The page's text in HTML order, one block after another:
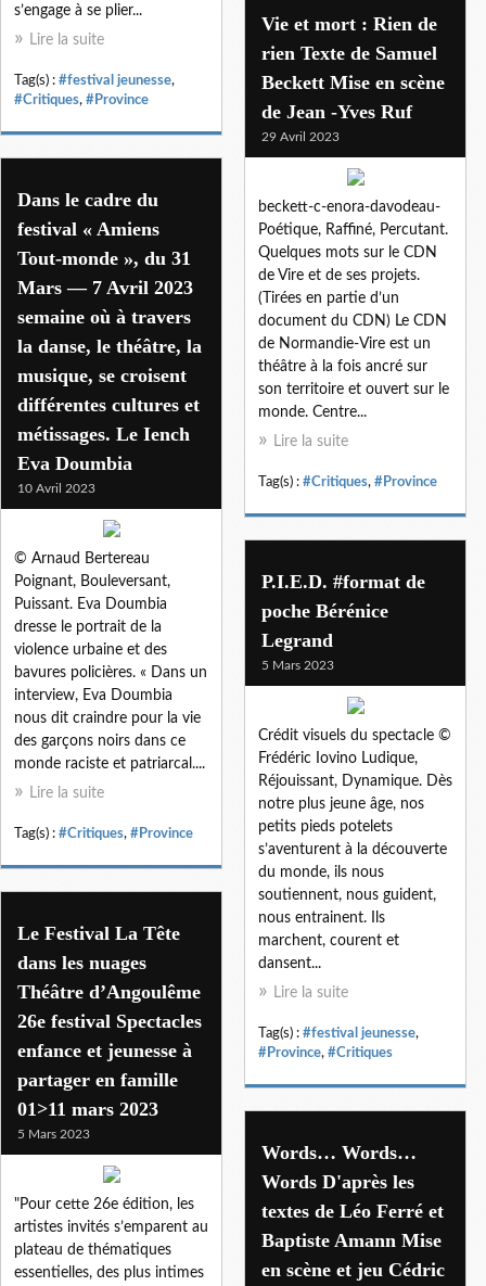
s’engage à se plier...
Lire la suite
Tag(s) : #festival jeunesse,
#Critiques, #Province
Vie et mort : Rien de
rien Texte de Samuel
Beckett Mise en scène
de Jean -Yves Ruf
29 Avril 2023
beckett-c-enora-davodeau-
Poétique, Raffiné, Percutant.
Quelques mots sur le CDN
de Vire et de ses projets.
(Tirées en partie d’un
document du CDN) Le CDN
de Normandie-Vire est un
théâtre à la fois ancré sur
son territoire et ouvert sur le
monde. Centre...
Lire la suite
Tag(s) : #Critiques, #Province
Dans le cadre du
festival « Amiens
Tout-monde », du 31
Mars — 7 Avril 2023
semaine où à travers
la danse, le théâtre, la
musique, se croisent
différentes cultures et
métissages. Le Iench
Eva Doumbia
10 Avril 2023
© Arnaud Bertereau
Poignant, Bouleversant,
Puissant. Eva Doumbia
dresse le portrait de la
violence urbaine et des
bavures policières. « Dans un
interview, Eva Doumbia
nous dit craindre pour la vie
des garçons noirs dans ce
monde raciste et patriarcal....
Lire la suite
Tag(s) : #Critiques, #Province
P.I.E.D. #format de
poche Bérénice
Legrand
5 Mars 2023
Crédit visuels du spectacle ©
Frédéric Iovino Ludique,
Réjouissant, Dynamique. Dès
notre plus jeune âge, nos
petits pieds potelets
s’aventurent à la découverte
du monde, ils nous
soutiennent, nous guident,
nous entrainent. Ils
marchent, courent et
dansent...
Lire la suite
Tag(s) : #festival jeunesse,
#Province, #Critiques
Le Festival La Tête
dans les nuages
Théâtre d’Angoulême
26e festival Spectacles
enfance et jeunesse à
partager en famille
01>11 mars 2023
5 Mars 2023
"Pour cette 26e édition, les
artistes invités s’emparent au
plateau de thématiques
essentielles, des plus intimes
Words… Words…
Words D'après les
textes de Léo Ferré et
Baptiste Amann Mise
en scène et jeu Cédric